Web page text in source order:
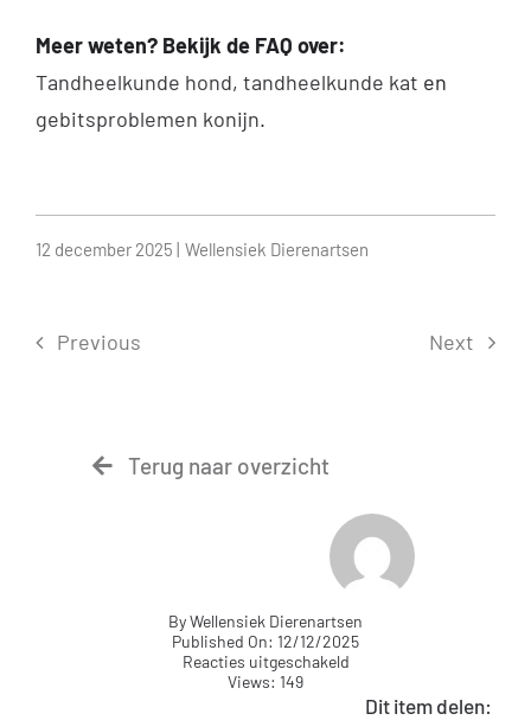
Meer weten? Bekijk de FAQ over:
Tandheelkunde hond, tandheelkunde kat en
gebitsproblemen konijn.
12 december 2025 | Wellensiek Dierenartsen
Previous Next
Terug naar overzicht
ByWellensiek Dierenartsen
Published On: 12/12/2025
Reacties uitgeschakeldvoor
Views: 149
Dit item delen: